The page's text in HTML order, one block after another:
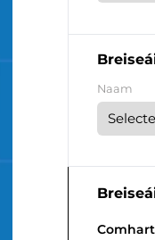
Naam